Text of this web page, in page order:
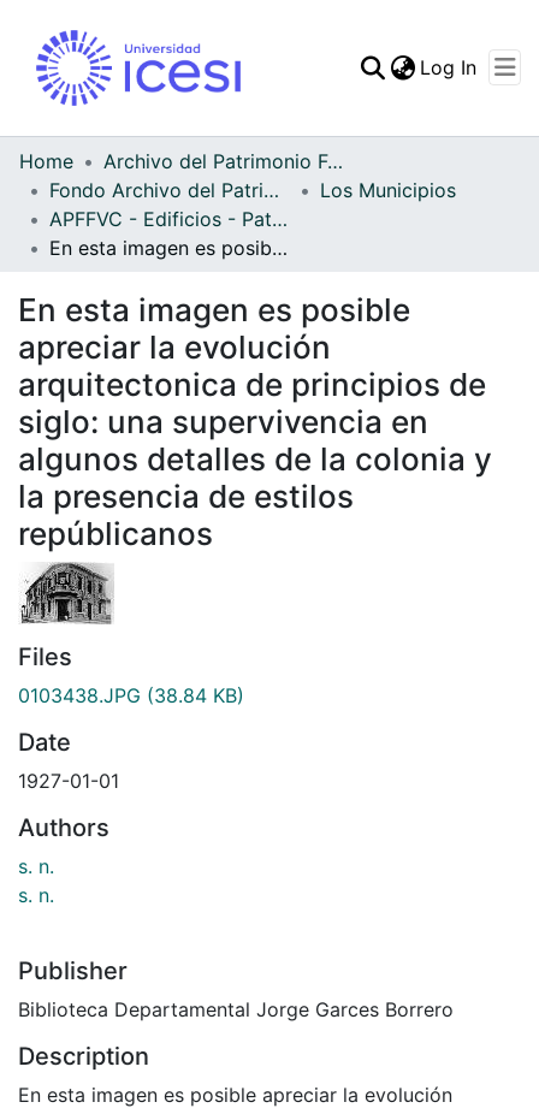
Statistics
Log In
Home
Archivo del Patrimonio Fotográfico y Fílmico del Valle del Cauca
Fondo Archivo del Patrimonio Fotográfico y Fílmico del Valle del Cauca
Los Municipios
APFFVC - Edificios - Patrimonial
En esta imagen es posible apreciar la evolución arquitectonica de principios de siglo: una supervivencia en algunos detalles de la colonia y la presencia de estilos repúblicanos
En esta imagen es posible
apreciar la evolución
arquitectonica de principios de
siglo: una supervivencia en
algunos detalles de la colonia y
la presencia de estilos
repúblicanos
Files
0103438.JPG (38.84 KB)
Date
1927-01-01
Authors
s. n.
s. n.
Publisher
Biblioteca Departamental Jorge Garces Borrero
Description
En esta imagen es posible apreciar la evolución